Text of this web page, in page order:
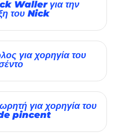
Waller για την
του Nick
για χορηγία του
για χορηγία του
pincent